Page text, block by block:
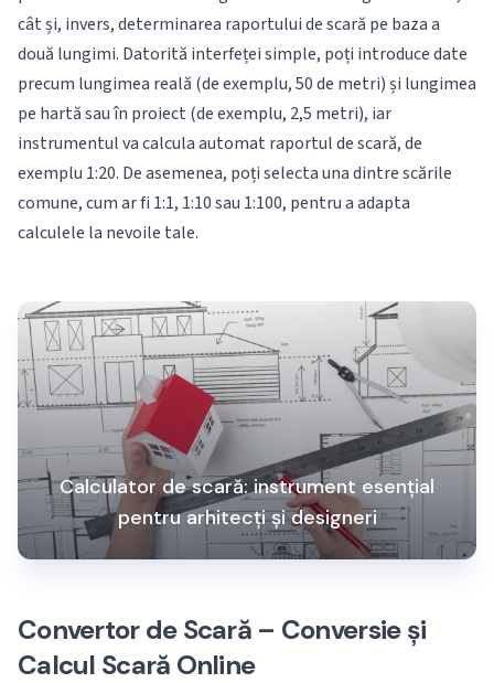
cât și, invers, determinarea raportului de scară pe baza a
două lungimi. Datorită interfeței simple, poți introduce date
precum lungimea reală (de exemplu, 50 de metri) și lungimea
pe hartă sau în proiect (de exemplu, 2,5 metri), iar
instrumentul va calcula automat raportul de scară, de
exemplu 1:20. De asemenea, poți selecta una dintre scările
comune, cum ar fi 1:1, 1:10 sau 1:100, pentru a adapta
calculele la nevoile tale.
Calculator de scară: instrument esențial
pentru arhitecți și designeri
Convertor de Scară – Conversie și
Calcul Scară Online